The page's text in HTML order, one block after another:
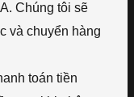
Chúng tôi sẽ
và chuyển hàng
toán tiền